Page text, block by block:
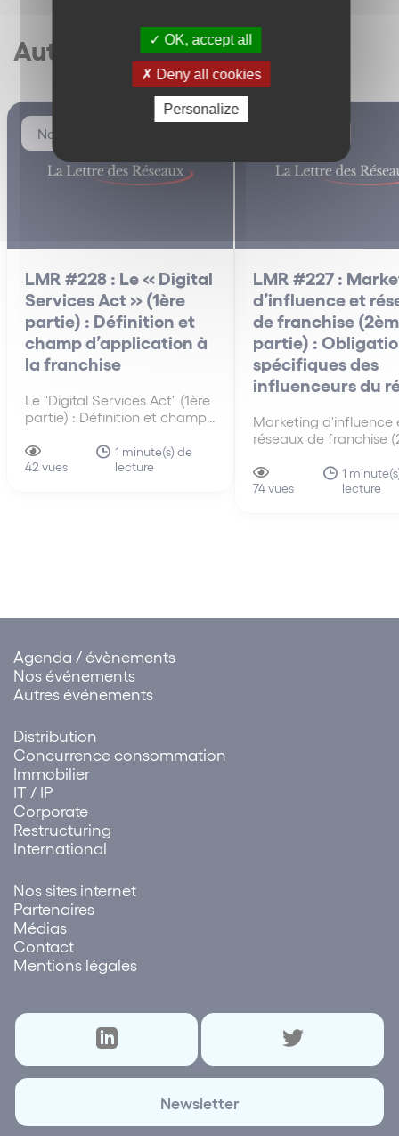
Autres articles
Non classé
LMR #228 : Le « Digital
Services Act » (1ère
partie) : Définition et
champ d’application à
la franchise
Le "Digital Services Act" (1ère
partie) : Définition et champ
Le « Digital Services Act »
(DSA) est le règlement
42 vues
1 minute(s) de
lecture
LMR #227 :
d’influence et
de franchise
partie) :
spécifiques des
influenceurs du
Marketing d'influence
réseaux de franchise
spécifiques des
du réseau Lorsqu’un
74 vues
1
lecture
Agenda / évènements
Nos événements
Autres événements
Distribution
Concurrence consommation
Immobilier
IT / IP
Corporate
Restructuring
International
Nos sites internet
Partenaires
Médias
Contact
Mentions légales
Newsletter
OK, accept all
Deny all cookies
Personalize